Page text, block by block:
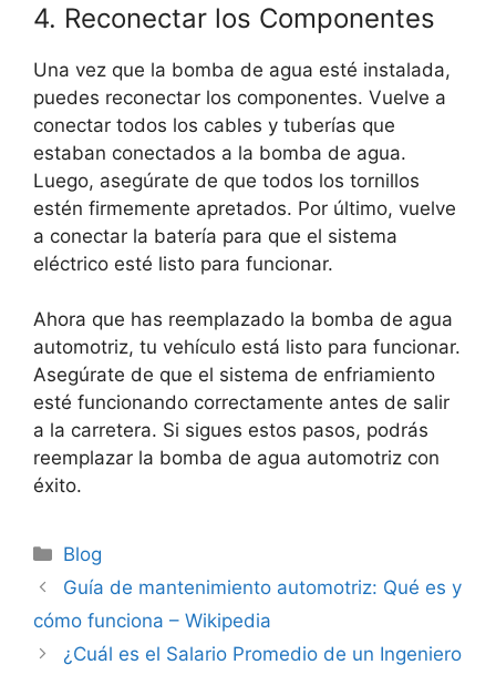
4. Reconectar los Componentes
Una vez que la bomba de agua esté instalada,
puedes reconectar los componentes. Vuelve a
conectar todos los cables y tuberías que
estaban conectados a la bomba de agua.
Luego, asegúrate de que todos los tornillos
estén firmemente apretados. Por último, vuelve
a conectar la batería para que el sistema
eléctrico esté listo para funcionar.
Ahora que has reemplazado la bomba de agua
automotriz, tu vehículo está listo para funcionar.
Asegúrate de que el sistema de enfriamiento
esté funcionando correctamente antes de salir
a la carretera. Si sigues estos pasos, podrás
reemplazar la bomba de agua automotriz con
éxito.
Categorías
Blog
Guía de mantenimiento automotriz: Qué es y
cómo funciona – Wikipedia
¿Cuál es el Salario Promedio de un Ingeniero